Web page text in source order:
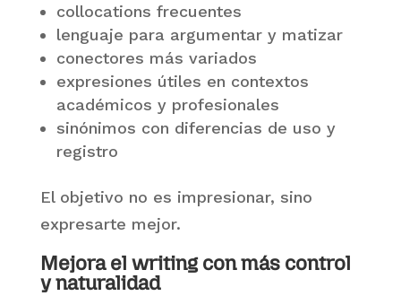
collocations frecuentes
lenguaje para argumentar y matizar
conectores más variados
expresiones útiles en contextos
académicos y profesionales
sinónimos con diferencias de uso y
registro
El objetivo no es impresionar, sino
expresarte mejor.
Mejora el writing con más control
y naturalidad